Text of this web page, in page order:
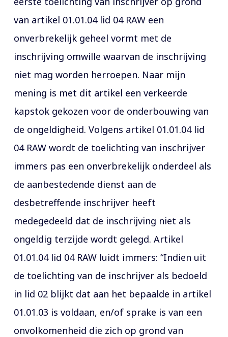
van artikel 01.01.04 lid 04 RAW een
onverbrekelijk geheel vormt met de
inschrijving omwille waarvan de inschrijving
niet mag worden herroepen. Naar mijn
mening is met dit artikel een verkeerde
kapstok gekozen voor de onderbouwing van
de ongeldigheid. Volgens artikel 01.01.04 lid
04 RAW wordt de toelichting van inschrijver
immers pas een onverbrekelijk onderdeel als
de aanbestedende dienst aan de
desbetreffende inschrijver heeft
medegedeeld dat de inschrijving niet als
ongeldig terzijde wordt gelegd. Artikel
01.01.04 lid 04 RAW luidt immers: “Indien uit
de toelichting van de inschrijver als bedoeld
in lid 02 blijkt dat aan het bepaalde in artikel
01.01.03 is voldaan, en/of sprake is van een
onvolkomenheid die zich op grond van